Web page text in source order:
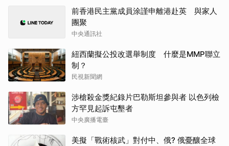
前香港民主黨成員涂謹申離港赴英 與家人
團聚
中央通訊社
紐西蘭擬公投改選舉制度 什麼是MMP聯立
制？
民視新聞網
涉槍殺金獎紀錄片巴勒斯坦參與者 以色列檢
方罕見起訴屯墾者
中央廣播電臺
美擬「戰術核武」對付中、俄? 俄憂釀全球